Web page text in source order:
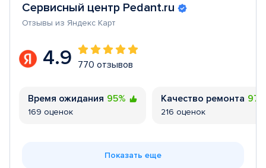
Сервисный центр Pedant.ru
Отзывы из Яндекс Карт
4.9 770 отзывов
Время ожидания 95%
169 оценок
Качество ремонта
216 оценок
Показать еще